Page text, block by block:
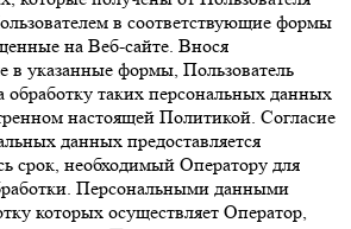
в соответствующие формы
на Веб-сайте. Внося
в указанные формы, Пользователь
обработку таких персональных данных
настоящей Политикой. Согласие
данных предоставляется
срок, необходимый Оператору для
Персональными данными
которых осуществляет Оператор,